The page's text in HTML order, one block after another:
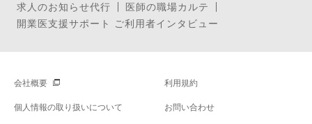
求人のお知らせ代行
医師の職場カルテ
開業医支援サポート ご利用者インタビュー
会社概要 利用規約
個人情報の取り扱いについて お問い合わせ